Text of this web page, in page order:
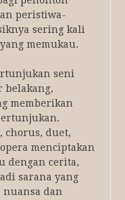
peristiwa-
sering kali
memukau.
seni
belakang,
memberikan
chorus, duet,
menciptakan
dengan cerita,
sarana yang
dan